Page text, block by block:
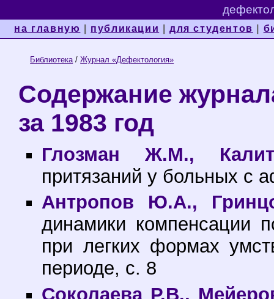
на главную публикации |для студентов
Библиотека/Журнал «Дефектология»
Содержание
за 1983 год
Глозман Ж.М.,
притязаний у больных с
Антропов Ю.А.,
динамики компенсации
при легких формах
периоде, с. 8
Соколаева Р.В.,